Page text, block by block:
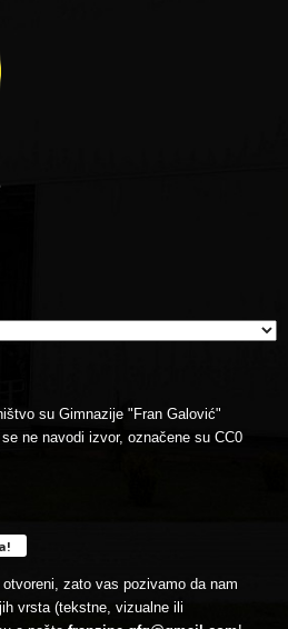
su Gimnazije "Fran Galović"
ne navodi izvor, označene su CC0
zato vas pozivamo da nam
vrsta (tekstne, vizualne ili